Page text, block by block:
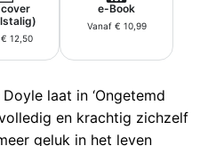
12,50
e-Book
Vanaf € 10,99
laat in ‘Ongetemd
en krachtig zichzelf
geluk in het leven